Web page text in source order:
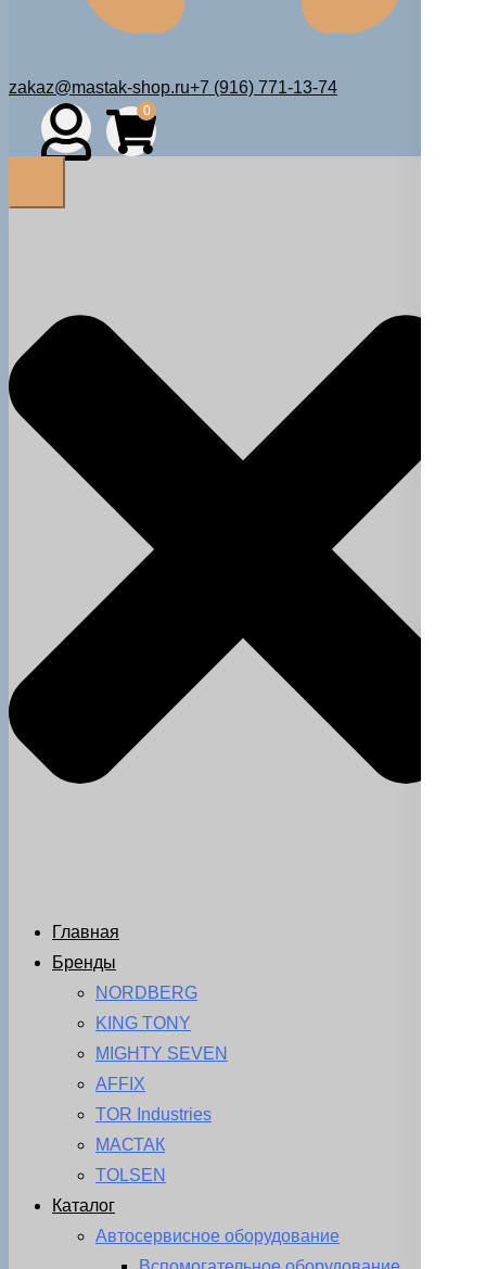
zakaz@mastak-shop.ru+7 (916) 771-13-74
0
Главная
Бренды
NORDBERG
KING TONY
MIGHTY SEVEN
AFFIX
TOR Industries
МАСТАК
TOLSEN
Каталог
Автосервисное оборудование